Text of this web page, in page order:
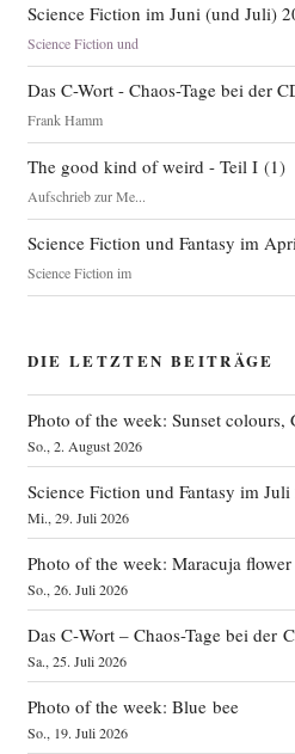
Science Fiction im Juni (und Juli)
Science Fiction und
Das C-Wort - Chaos-Tage bei der
Frank Hamm
The good kind of weird - Teil I(1)
Aufschrieb zur Me...
Science Fiction und Fantasy im
Science Fiction im
DIE LETZTEN BEITRÄGE
Photo of the week: Sunset colours,
So., 2. August 2026
Science Fiction und Fantasy im
Mi., 29. Juli 2026
Photo of the week: Maracuja flower
So., 26. Juli 2026
Das C‑Wort – Chaos-Tage bei der
Sa., 25. Juli 2026
Photo of the week: Blue bee
So., 19. Juli 2026